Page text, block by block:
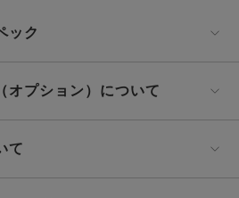
ック
オプション）について
て